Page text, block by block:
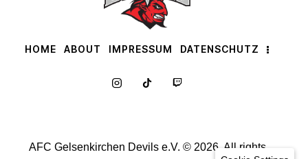
HOME ABOUT IMPRESSUM DATENSCHUTZ
AFC Gelsenkirchen Devils e.V. © 2026. All rights